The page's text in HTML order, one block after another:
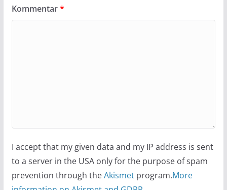
Kommentar*
I accept that my given data and my IP address is sent
to a server in the USA only for the purpose of spam
prevention through theAkismetprogram.More